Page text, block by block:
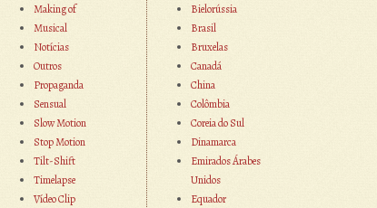
Making of
Musical
Notícias
Outros
Propaganda
Sensual
Slow Motion
Stop Motion
Tilt-Shift
Timelapse
Vídeo Clip
Bielorússia
Brasil
Bruxelas
Canadá
China
Colômbia
Coreia do Sul
Dinamarca
Emirados Árabes
Unidos
Equador